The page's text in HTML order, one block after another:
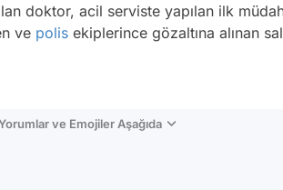
doktor, acil serviste yapılan ilk
ve polis ekiplerince gözaltına alınan
ve Emojiler Aşağıda